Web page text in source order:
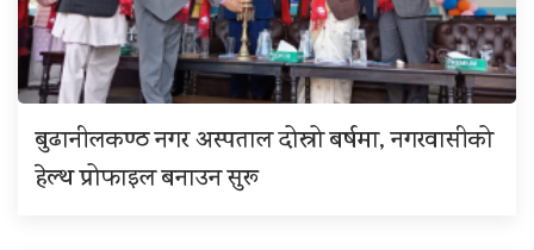
बुढानीलकण्ठ नगर अस्पताल दोस्रो बर्षमा, नगरवासीको
हेल्थ प्रोफाइल बनाउन सुरू